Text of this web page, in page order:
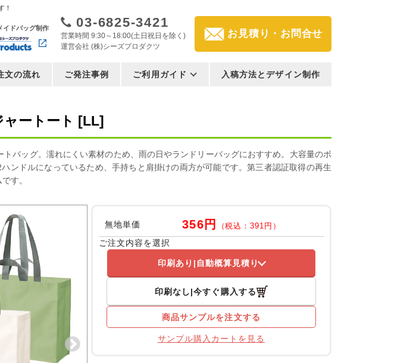
！
イドバッグ制作 03-6825-3421
営業時間 9:30～18:00(土日祝日を除く)
運営会社 (株)シーズプロダクツ
お見積り・お問合せ
文の流れ ご発注事例 ご利用ガイド 入稿方法とデザイン制作
ートート [LL]
バッグ。濡れにくい素材のため、雨の日やランドリーバッグにおすすめ。大容量のボ
ンドルになっているため、手持ちと肩掛けの両方が可能です。第三者認証取得の再生
す。
無地単価 356円 （税込：391円）
ご注文内容を選択
印刷あり 自動概算見積り
印刷なし 今すぐ購入する
商品サンプルを注文する
サンプル購入カートを見る